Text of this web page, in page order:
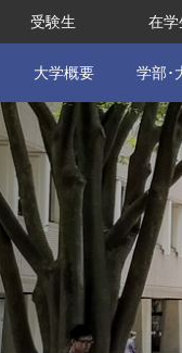
受験生 在学
大学概要 学部･